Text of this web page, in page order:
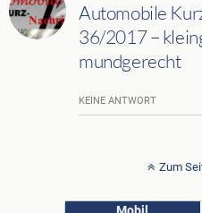
Automobile
36/2017 –
mundgerecht
KEINE ANTWORT
Zum